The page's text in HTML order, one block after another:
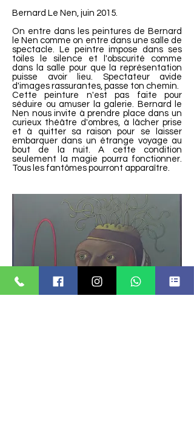
Bernard Le Nen, juin 2015.
On entre dans les peintures de Bernard
le Nen comme on entre dans une salle de
spectacle. Le peintre impose dans ses
toiles le silence et l'obscurité comme
dans la salle pour que la représentation
puisse avoir lieu. Spectateur avide
d'images rassurantes, passe ton chemin.
Cette peinture n'est pas faite pour
séduire ou amuser la galerie. Bernard le
Nen nous invite à prendre place dans un
curieux théâtre d'ombres, à lâcher prise
et à quitter sa raison pour se laisser
embarquer dans un étrange voyage au
bout de la nuit. A cette condition
seulement la magie pourra fonctionner.
Tous les fantômes pourront apparaître.